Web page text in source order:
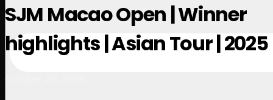
SJM Macao Open | Winner
highlights | Asian Tour | 2025